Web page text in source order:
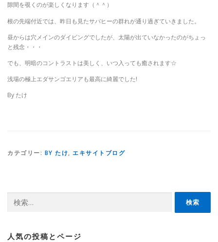
隙間を覗くのが楽しくなります（＾＾）
根の先端付近では、昨日も見たサバヒーの群れが通り過ぎていきました。
昼からは穴メインのダイビングでしたが、太陽が出ていなかったのがちょっ
と残念・・・
でも、明暗のコントラストは美しく、いつ入っても癒されます☆
浅場の極上エダサンゴエリアも最高に綺麗でした!
By たけ
カテゴリー: BY たけ, エキサイトブログ
索:
人気の投稿とページ